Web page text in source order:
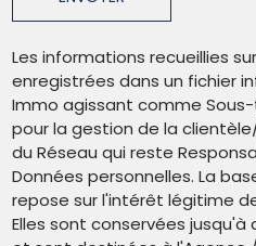
Les informations recueillies
enregistrées dans un fichier
Immo agissant comme
pour la gestion de la
du Réseau qui reste
Données personnelles. La
repose sur l'intérêt légitime
Elles sont conservées